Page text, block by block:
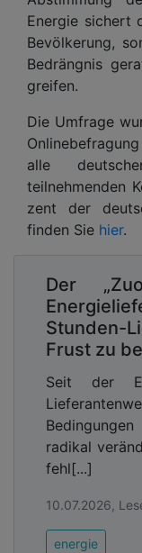
Energie sichert
Bevölkerung,
Bedrängnis
greifen.
Die Umfrage
alle
teilnehmenden
zent der
finden Sie hier.
Der
Stunden-
Frust zu
Seit der
radikal
fehl[...]
10.07.2026,
energie